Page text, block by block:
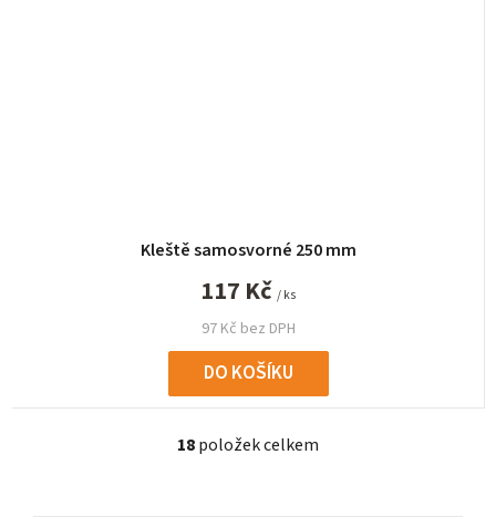
Kleště samosvorné 250 mm
97 Kč bez DPH
117 Kč / ks
DO KOŠÍKU
O
l
18položek celkem